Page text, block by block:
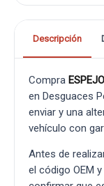
Descripción
Compra
en Desguaces
enviar y una
vehículo con
Antes de
el código OEM